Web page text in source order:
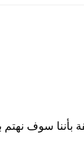
سوف نهتم